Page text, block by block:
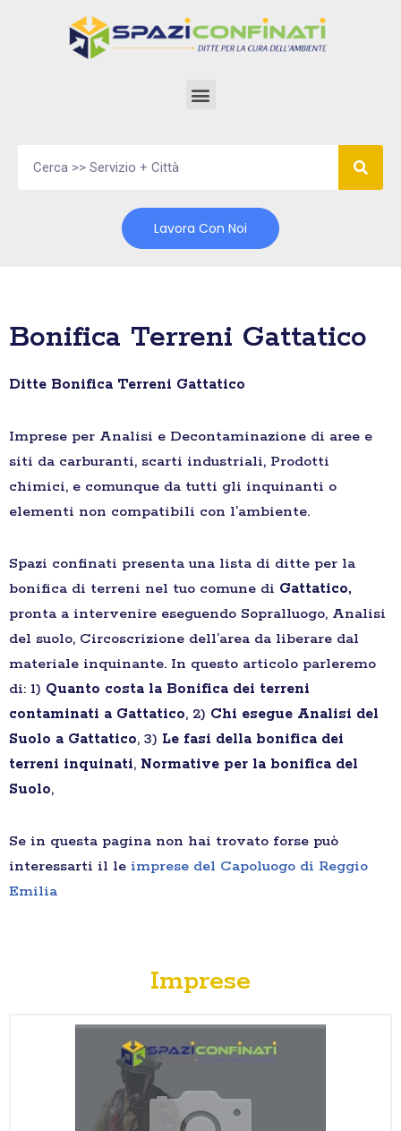
Lavora Con Noi
Bonifica Terreni Gattatico
Ditte Bonifica Terreni Gattatico
Imprese per Analisi e Decontaminazione di aree e
siti da carburanti, scarti industriali, Prodotti
chimici, e comunque da tutti gli inquinanti o
elementi non compatibili con l’ambiente.
Spazi confinati presenta una lista di ditte per la
bonifica di terreni nel tuo comune di Gattatico,
pronta a intervenire eseguendo Sopralluogo, Analisi
del suolo, Circoscrizione dell’area da liberare dal
materiale inquinante. In questo articolo parleremo
di: 1) Quanto costa la Bonifica dei terreni
contaminati a Gattatico, 2) Chi esegue Analisi del
Suolo a Gattatico, 3) Le fasi della bonifica dei
terreni inquinati, Normative per la bonifica del
Suolo,
Se in questa pagina non hai trovato forse può
interessarti il le imprese del Capoluogo di Reggio
Emilia
Imprese